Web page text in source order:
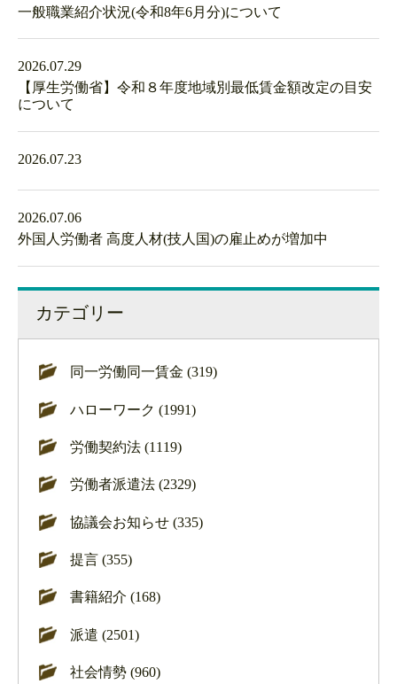
一般職業紹介状況(令和8年6月分)について
2026.07.29
【厚生労働省】令和８年度地域別最低賃金額改定の目安
について
2026.07.23
2026.07.06
外国人労働者 高度人材(技人国)の雇止めが増加中
カテゴリー
同一労働同一賃金 (319)
ハローワーク (1991)
労働契約法 (1119)
労働者派遣法 (2329)
協議会お知らせ (335)
提言 (355)
書籍紹介 (168)
派遣 (2501)
社会情勢 (960)